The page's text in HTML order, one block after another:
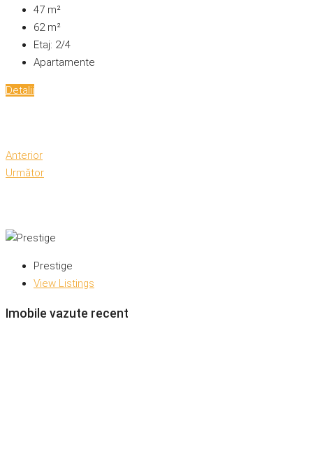
47 m²
62m²
Etaj: 2/4
Apartamente
Detalii
Anterior
Următor
Prestige
View Listings
Imobile vazute recent